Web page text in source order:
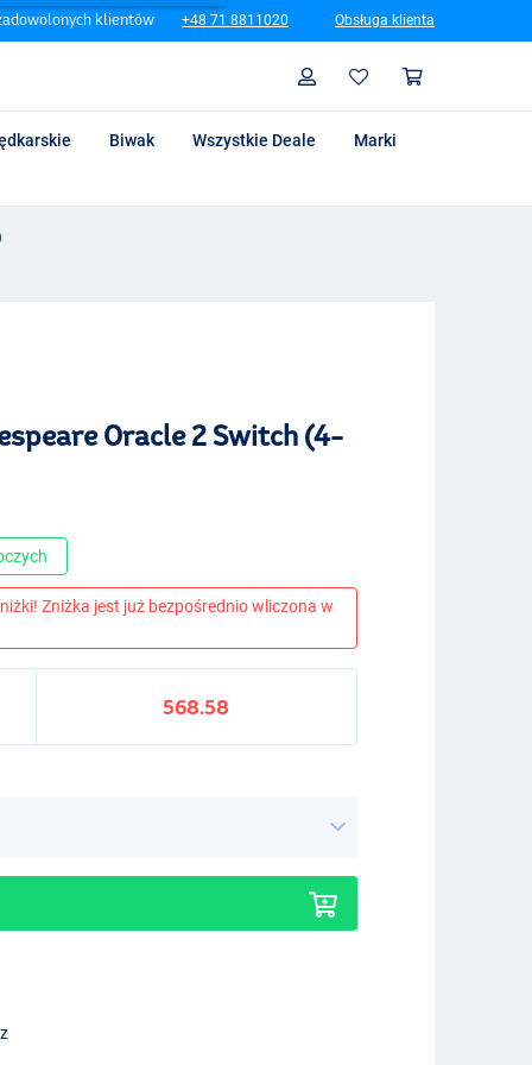
klientów +48 71 8811020 Obsługa klienta
Profil
Biwak Wszystkie Deale
Marki
Oracle 2 Switch (4-
Zniżka jest już bezpośrednio wliczona w
568.58